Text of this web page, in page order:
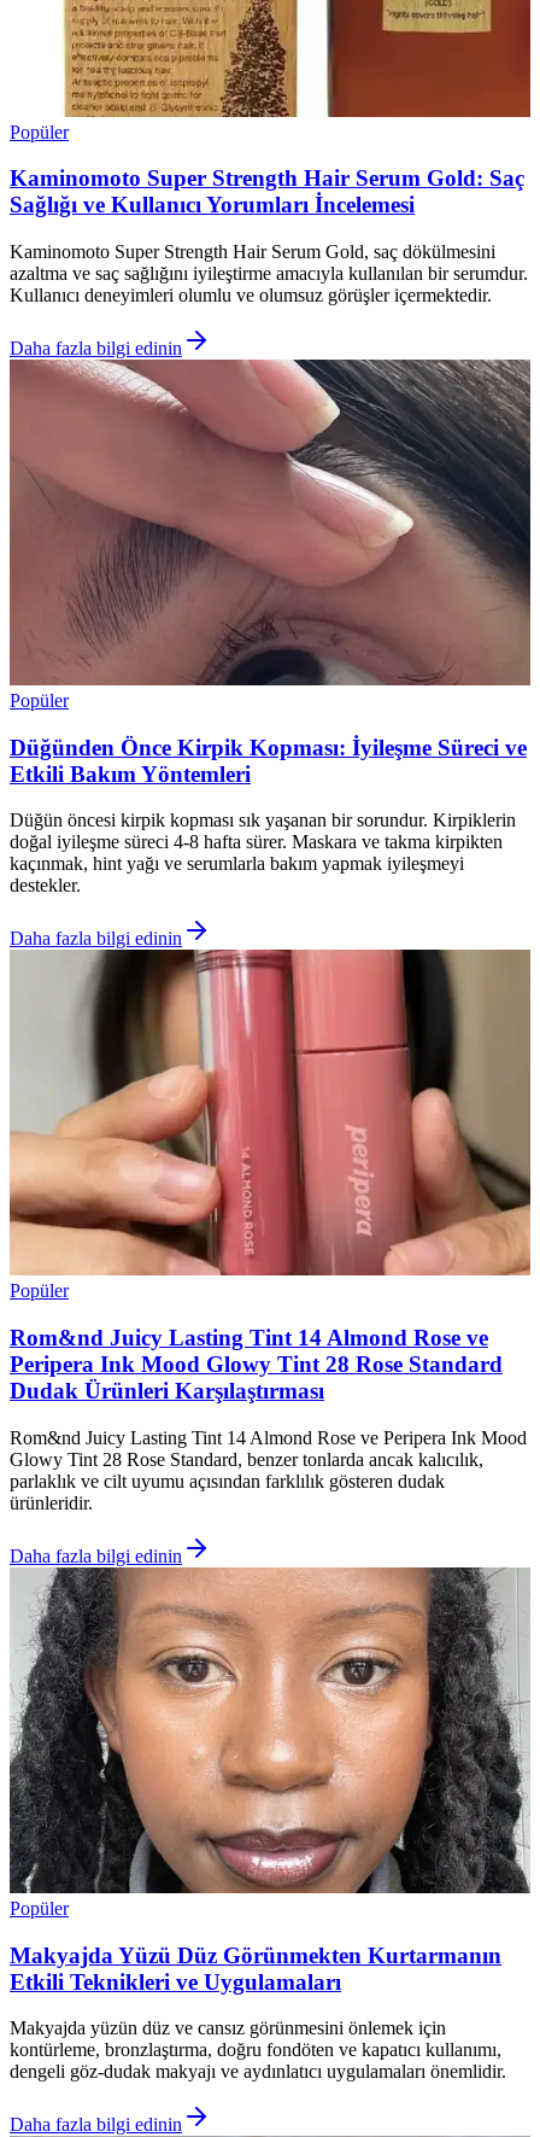
Popüler
Kaminomoto Super Strength Hair Serum Gold: Saç
Sağlığı ve Kullanıcı Yorumları İncelemesi
Kaminomoto Super Strength Hair Serum Gold, saç dökülmesini
azaltma ve saç sağlığını iyileştirme amacıyla kullanılan bir serumdur.
Kullanıcı deneyimleri olumlu ve olumsuz görüşler içermektedir.
Daha fazla bilgi edinin
Popüler
Düğünden Önce Kirpik Kopması: İyileşme Süreci ve
Etkili Bakım Yöntemleri
Düğün öncesi kirpik kopması sık yaşanan bir sorundur. Kirpiklerin
doğal iyileşme süreci 4-8 hafta sürer. Maskara ve takma kirpikten
kaçınmak, hint yağı ve serumlarla bakım yapmak iyileşmeyi
destekler.
Daha fazla bilgi edinin
Popüler
Rom&nd Juicy Lasting Tint 14 Almond Rose ve
Peripera Ink Mood Glowy Tint 28 Rose Standard
Dudak Ürünleri Karşılaştırması
Rom&nd Juicy Lasting Tint 14 Almond Rose ve Peripera Ink Mood
Glowy Tint 28 Rose Standard, benzer tonlarda ancak kalıcılık,
parlaklık ve cilt uyumu açısından farklılık gösteren dudak
ürünleridir.
Daha fazla bilgi edinin
Popüler
Makyajda Yüzü Düz Görünmekten Kurtarmanın
Etkili Teknikleri ve Uygulamaları
Makyajda yüzün düz ve cansız görünmesini önlemek için
kontürleme, bronzlaştırma, doğru fondöten ve kapatıcı kullanımı,
dengeli göz-dudak makyajı ve aydınlatıcı uygulamaları önemlidir.
Daha fazla bilgi edinin